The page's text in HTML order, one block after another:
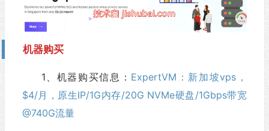
机器购买
1、机器购买信息： ExpertVM：新加坡vps，
$4/月，原生IP/1G内存/20G NVMe硬盘/1Gbps带宽
@740G流量